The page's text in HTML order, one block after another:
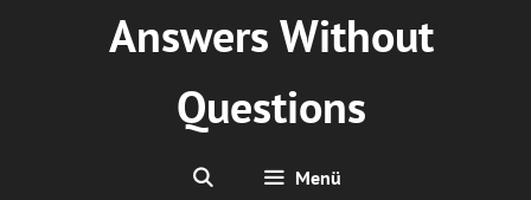
Answers Without
Questions
Menü